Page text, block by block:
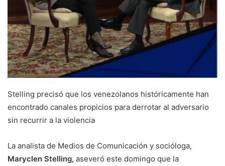
Stelling precisó que los venezolanos históricamente han
encontrado canales propicios para derrotar al adversario
sin recurrir a la violencia
La analista de Medios de Comunicación y socióloga,
Maryclen Stelling, aseveró este domingo que la